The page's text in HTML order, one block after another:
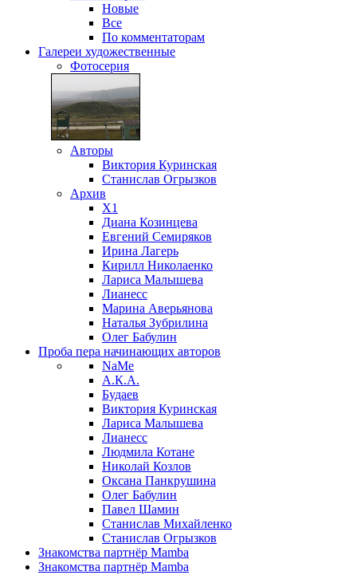
Новые
Все
По комментаторам
Галереи художественные
Фотосерия
Авторы
Виктория Куринская
Станислав Огрызков
Архив
X1
Диана Козинцева
Евгений Семиряков
Ирина Лагерь
Кирилл Николаенко
Лариса Малышева
Лианесс
Марина Аверьянова
Наталья Зубрилина
Олег Бабулин
Проба пера начинающих авторов
NaMe
А.К.А.
Будаев
Виктория Куринская
Лариса Малышева
Лианесс
Людмила Котане
Николай Козлов
Оксана Панкрушина
Олег Бабулин
Павел Шамин
Станислав Михайленко
Станислав Огрызков
Знакомства партнёр Mamba
Знакомства партнёр Mamba